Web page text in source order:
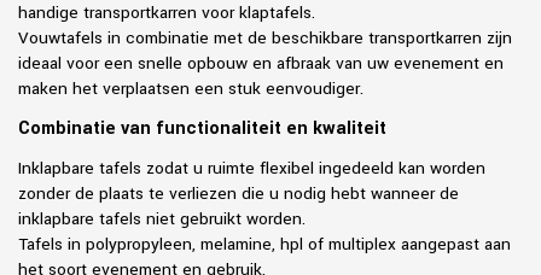
handige transportkarren voor klaptafels.
Vouwtafels in combinatie met de beschikbare transportkarren zijn
ideaal voor een snelle opbouw en afbraak van uw evenement en
maken het verplaatsen een stuk eenvoudiger.
Combinatie van functionaliteit en kwaliteit
Inklapbare tafels zodat u ruimte flexibel ingedeeld kan worden
zonder de plaats te verliezen die u nodig hebt wanneer de
inklapbare tafels niet gebruikt worden.
Tafels in polypropyleen, melamine, hpl of multiplex aangepast aan
het soort evenement en gebruik.